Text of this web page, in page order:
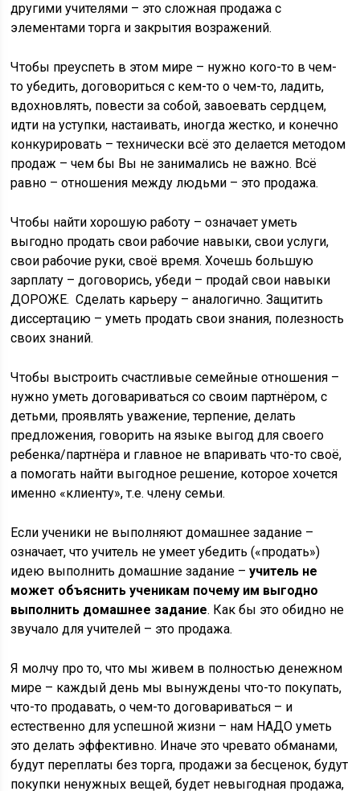
другими учителями – это сложная продажа с
элементами торга и закрытия возражений.
Чтобы преуспеть в этом мире – нужно кого-то в чем-
то убедить, договориться с кем-то о чем-то, ладить,
вдохновлять, повести за собой, завоевать сердцем,
идти на уступки, настаивать, иногда жестко, и конечно
конкурировать – технически всё это делается методом
продаж – чем бы Вы не занимались не важно. Всё
равно – отношения между людьми – это продажа.
Чтобы найти хорошую работу – означает уметь
выгодно продать свои рабочие навыки, свои услуги,
свои рабочие руки, своё время. Хочешь большую
зарплату – договорись, убеди – продай свои навыки
ДОРОЖЕ. Сделать карьеру – аналогично. Защитить
диссертацию – уметь продать свои знания, полезность
своих знаний.
Чтобы выстроить счастливые семейные отношения –
нужно уметь договариваться со своим партнёром, с
детьми, проявлять уважение, терпение, делать
предложения, говорить на языке выгод для своего
ребенка/партнёра и главное не впаривать что-то своё,
а помогать найти выгодное решение, которое хочется
именно «клиенту», т.е. члену семьи.
Если ученики не выполняют домашнее задание –
означает, что учитель не умеет убедить («продать»)
идею выполнить домашние задание –учитель не
может объяснить ученикам почему им выгодно
выполнить домашнее задание. Как бы это обидно не
звучало для учителей – это продажа.
Я молчу про то, что мы живем в полностью денежном
мире – каждый день мы вынуждены что-то покупать,
что-то продавать, о чем-то договариваться – и
естественно для успешной жизни – нам НАДО уметь
это делать эффективно. Иначе это чревато обманами,
будут переплаты без торга, продажи за бесценок, будут
покупки ненужных вещей, будет невыгодная продажа,